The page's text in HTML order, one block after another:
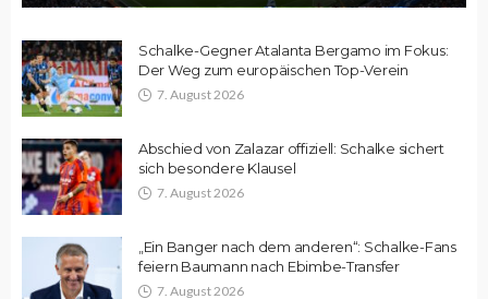
Schalke-Gegner Atalanta Bergamo im Fokus:
Der Weg zum europäischen Top-Verein
7. August 2026
Abschied von Zalazar offiziell: Schalke sichert
sich besondere Klausel
7. August 2026
„Ein Banger nach dem anderen“: Schalke-Fans
feiern Baumann nach Ebimbe-Transfer
7. August 2026